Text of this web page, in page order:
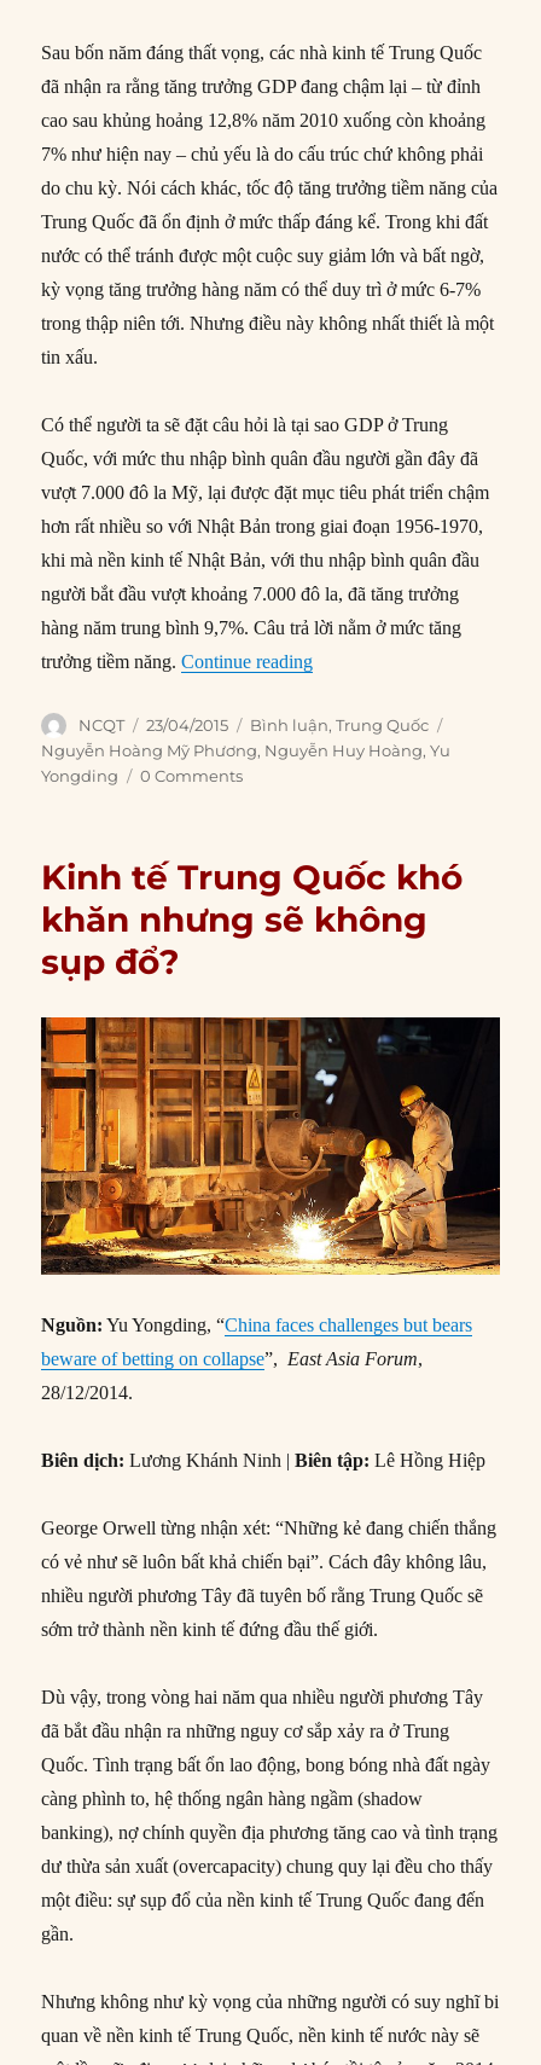
Sau bốn năm đáng thất vọng, các nhà kinh tế Trung Quốc
đã nhận ra rằng tăng trưởng GDP đang chậm lại – từ đỉnh
cao sau khủng hoảng 12,8% năm 2010 xuống còn khoảng
7% như hiện nay – chủ yếu là do cấu trúc chứ không phải
do chu kỳ. Nói cách khác, tốc độ tăng trưởng tiềm năng của
Trung Quốc đã ổn định ở mức thấp đáng kể. Trong khi đất
nước có thể tránh được một cuộc suy giảm lớn và bất ngờ,
kỳ vọng tăng trưởng hàng năm có thể duy trì ở mức 6-7%
trong thập niên tới. Nhưng điều này không nhất thiết là một
tin xấu.
Có thể người ta sẽ đặt câu hỏi là tại sao GDP ở Trung
Quốc, với mức thu nhập bình quân đầu người gần đây đã
vượt 7.000 đô la Mỹ, lại được đặt mục tiêu phát triển chậm
hơn rất nhiều so với Nhật Bản trong giai đoạn 1956-1970,
khi mà nền kinh tế Nhật Bản, với thu nhập bình quân đầu
người bắt đầu vượt khoảng 7.000 đô la, đã tăng trưởng
hàng năm trung bình 9,7%. Câu trả lời nằm ở mức tăng
trưởng tiềm năng.Continue reading“Tăng trưởng chậm lại: Cơ
Author
NCQT
Posted
on
23/04/2015 Categories
Bình luận,Trung Quốc
Nguyễn Hoàng Mỹ Phương, Nguyễn Huy Hoàng,Yu
Yongding
0 Comments
Kinh tế Trung Quốc khó
khăn nhưng sẽ không
sụp đổ?
Nguồn: Yu Yongding, “China faces challenges but bears
beware of betting on collapse”,East Asia Forum,
28/12/2014.
Biên dịch: Lương Khánh Ninh |Biên tập: Lê Hồng Hiệp
George Orwell từng nhận xét: “Những kẻ đang chiến thắng
có vẻ như sẽ luôn bất khả chiến bại”. Cách đây không lâu,
nhiều người phương Tây đã tuyên bố rằng Trung Quốc sẽ
sớm trở thành nền kinh tế đứng đầu thế giới.
Dù vậy, trong vòng hai năm qua nhiều người phương Tây
đã bắt đầu nhận ra những nguy cơ sắp xảy ra ở Trung
Quốc. Tình trạng bất ổn lao động, bong bóng nhà đất ngày
càng phình to, hệ thống ngân hàng ngầm (shadow
banking), nợ chính quyền địa phương tăng cao và tình trạng
dư thừa sản xuất (overcapacity) chung quy lại đều cho thấy
một điều: sự sụp đổ của nền kinh tế Trung Quốc đang đến
gần.
Nhưng không như kỳ vọng của những người có suy nghĩ bi
quan về nền kinh tế Trung Quốc, nền kinh tế nước này sẽ